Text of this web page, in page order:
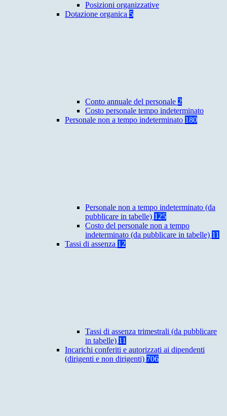
Posizioni organizzative
Dotazione organica 5
Conto annuale del personale 2
Costo personale tempo indeterminato
Personale non a tempo indeterminato 180
Personale non a tempo indeterminato (da
pubblicare in tabelle) 125
Costo del personale non a tempo
indeterminato (da pubblicare in tabelle) 11
Tassi di assenza 12
Tassi di assenza trimestrali (da pubblicare
in tabelle) 11
Incarichi conferiti e autorizzati ai dipendenti
(dirigenti e non dirigenti) 706